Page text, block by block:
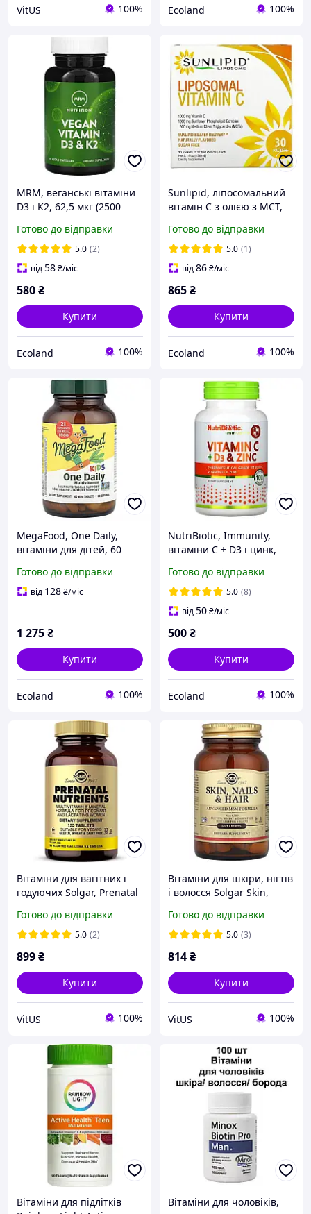
VitUS 100% Ecoland 100%
MRM, веганські вітаміни
D3 і K2, 62,5 мкг (2500
Готово до відправки
5.0 (2)
від58₴/міс
580₴
Купити
Ecoland 100%
Sunlipid, ліпосомальний
вітамін C з олією з MCT,
Готово до відправки
5.0 (1)
від86₴/міс
865₴
Купити
Ecoland 100%
MegaFood, One Daily,
вітаміни для дітей, 60
Готово до відправки
від 128₴/міс
1 275₴
Купити
Ecoland 100%
NutriBiotic, Immunity,
вітаміни C + D3 і цинк,
Готово до відправки
5.0 (8)
від50₴/міс
500₴
Купити
Ecoland 100%
Вітаміни для вагітних і
годуючих Solgar, Prenatal
Готово до відправки
5.0 (2)
899₴
Купити
VitUS 100%
Вітаміни для шкіри, нігтів
і волосся Solgar Skin,
Готово до відправки
5.0 (3)
814₴
Купити
VitUS 100%
Вітаміни для підлітків
Вітаміни для чоловіків,